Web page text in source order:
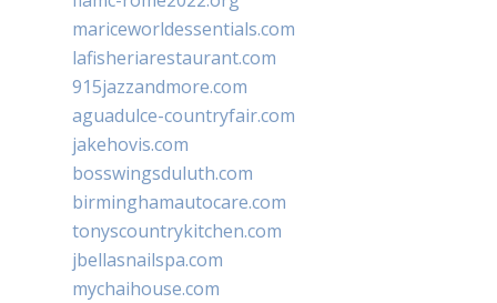
mariceworldessentials.com
lafisheriarestaurant.com
915jazzandmore.com
aguadulce-countryfair.com
jakehovis.com
bosswingsduluth.com
birminghamautocare.com
tonyscountrykitchen.com
jbellasnailspa.com
mychaihouse.com